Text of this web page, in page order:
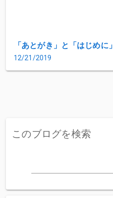
「あとがき」と「はじめに」
12/21/2019
このブログを検索